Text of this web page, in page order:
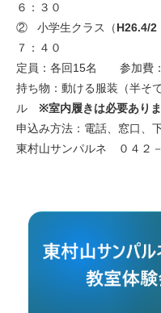
６：３０
② 小学生クラス（H26.4/2
７：４０
定員：各回15名 参加費
持ち物：動ける服装（半
ル ※室内履きは必要ありま
申込み方法：電話、窓口、
東村山サンパルネ ０４２